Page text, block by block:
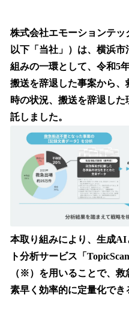
！
数
を
読
み
込
み
中
で
す
株式会社エモーションテッ
以下「当社」）は、横浜
組みの一環として、令和5
搬送を辞退した事案から
時の状況、搬送を辞退し
託しました。
本取り組みにより、生成
ト分析サービス「
（※）を用いることで、
素早く効率的に定量化でき